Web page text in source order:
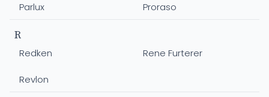
Parlux Proraso
R
Redken Rene Furterer
Revlon